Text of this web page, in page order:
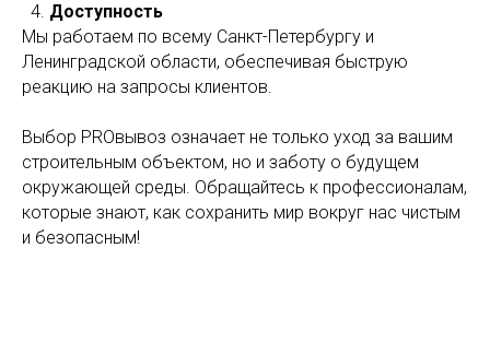
4. Доступность
Мы работаем по всему Санкт-Петербургу и
Ленинградской области, обеспечивая быструю
реакцию на запросы клиентов.
Выбор PROвывоз означает не только уход за вашим
строительным объектом, но и заботу о будущем
окружающей среды. Обращайтесь к профессионалам,
которые знают, как сохранить мир вокруг нас чистым
и безопасным!